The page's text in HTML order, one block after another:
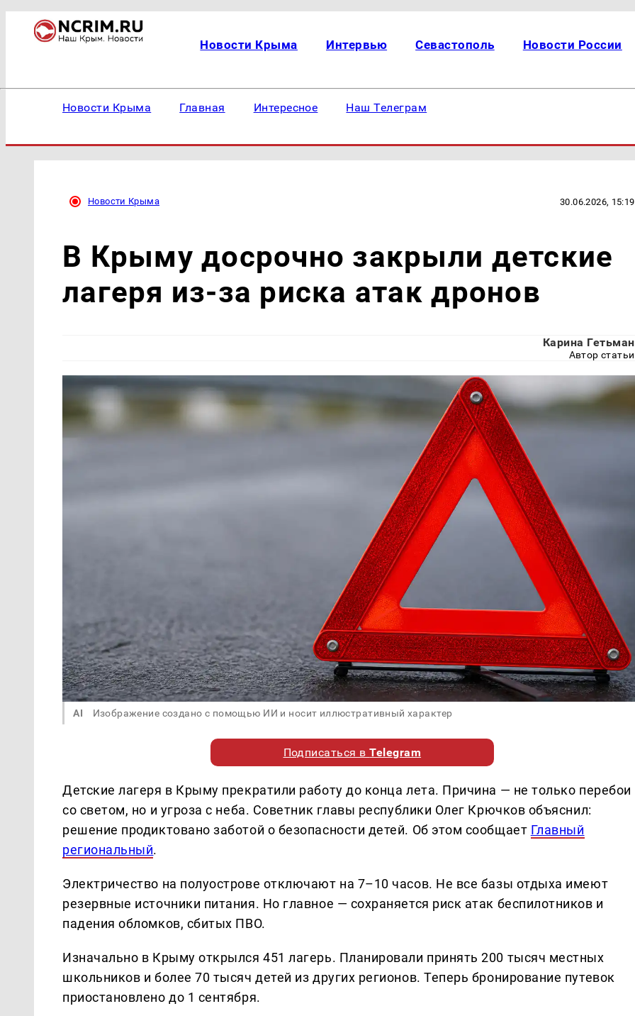
Новости Крыма Интервью Севастополь Новости России
Новости Крыма Главная Интересное Наш Телеграм
Новости Крыма 30.06.2026, 15:19
В Крыму досрочно закрыли детские
лагеря из-за риска атак дронов
Карина Гетьман
Автор статьи
AI Изображение создано с помощью ИИ и носит иллюстративный характер
Подписаться вTelegram
Детские лагеря в Крыму прекратили работу до конца лета. Причина — не только перебои
со светом, но и угроза с неба. Советник главы республики Олег Крючков объяснил:
решение продиктовано заботой о безопасности детей. Об этом сообщает Главный
региональный.
Электричество на полуострове отключают на 7–10 часов. Не все базы отдыха имеют
резервные источники питания. Но главное — сохраняется риск атак беспилотников и
падения обломков, сбитых ПВО.
Изначально в Крыму открылся 451 лагерь. Планировали принять 200 тысяч местных
школьников и более 70 тысяч детей из других регионов. Теперь бронирование путевок
приостановлено до 1 сентября.